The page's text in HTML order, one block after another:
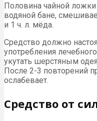
Половина чайной
водяной бане,
и 1 ч. л. мёда.
Средство должно
употребления
укутать шерстяным
После 2-3 повторений
ослабевает.
Средство от